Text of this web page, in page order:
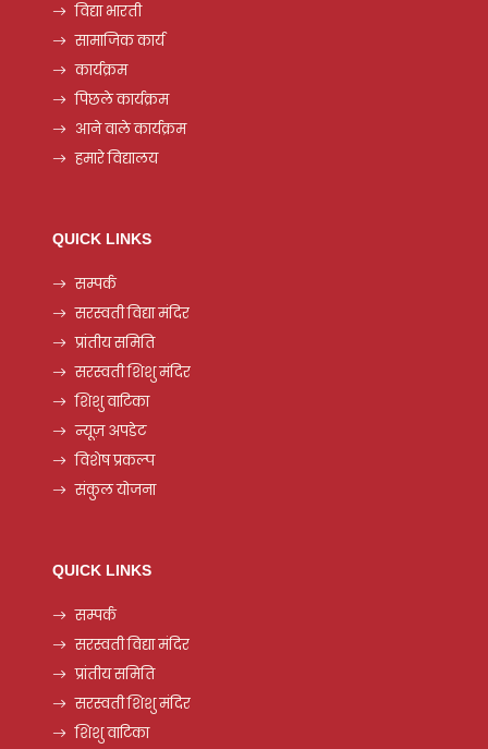
विद्या भारती
सामाजिक कार्य
कार्यक्रम
पिछले कार्यक्रम
आने वाले कार्यक्रम
हमारे विद्यालय
QUICK LINKS
सम्पर्क
सरस्वती विद्या मंदिर
प्रांतीय समिति
सरस्वती शिशु मंदिर
शिशु वाटिका
न्यूज़ अपडेट
विशेष प्रकल्प
संकुल योजना
QUICK LINKS
सम्पर्क
सरस्वती विद्या मंदिर
प्रांतीय समिति
सरस्वती शिशु मंदिर
शिशु वाटिका